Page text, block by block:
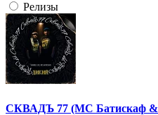
Релизы
СКВАДЪ 77 (МС Батискаф &